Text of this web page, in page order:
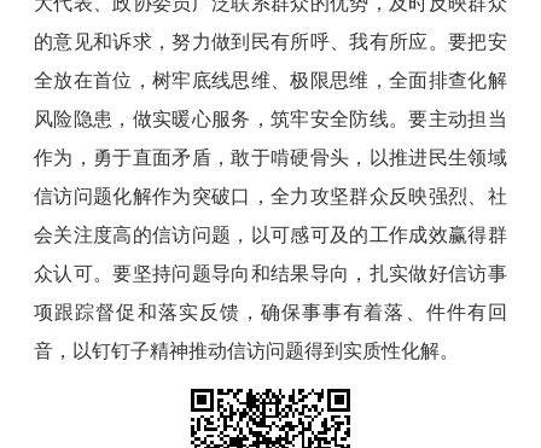
的意见和诉求，努力做到民有所呼、我有所应。要把安
全放在首位，树牢底线思维、极限思维，全面排查化解
风险隐患，做实暖心服务，筑牢安全防线。要主动担当
作为，勇于直面矛盾，敢于啃硬骨头，以推进民生领域
信访问题化解作为突破口，全力攻坚群众反映强烈、社
会关注度高的信访问题，以可感可及的工作成效赢得群
众认可。要坚持问题导向和结果导向，扎实做好信访事
项跟踪督促和落实反馈，确保事事有着落、件件有回
音，以钉钉子精神推动信访问题得到实质性化解。